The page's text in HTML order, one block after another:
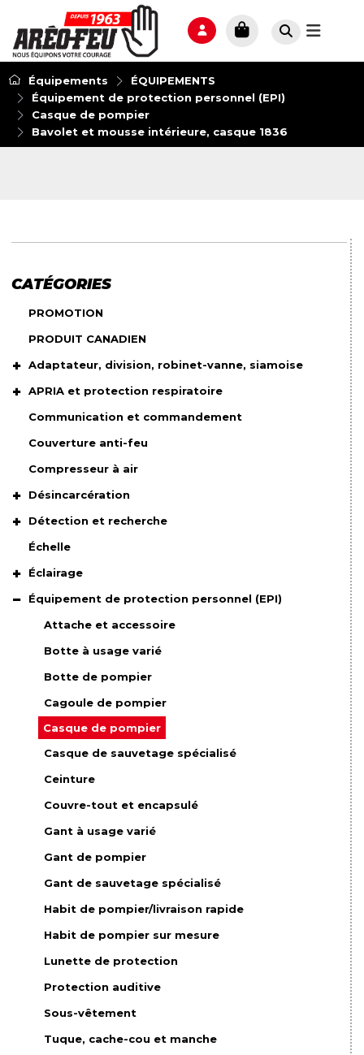
Équipements
ÉQUIPEMENTS
Équipement de protection personnel (EPI)
Casque de pompier
Bavolet et mousse intérieure, casque 1836
CATÉGORIES
PROMOTION
PRODUIT CANADIEN
Adaptateur, division, robinet-vanne, siamoise
APRIA et protection respiratoire
Communication et commandement
Couverture anti-feu
Compresseur à air
Désincarcération
Détection et recherche
Échelle
Éclairage
Équipement de protection personnel (EPI)
Attache et accessoire
Botte à usage varié
Botte de pompier
Cagoule de pompier
Casque de pompier
Casque de sauvetage spécialisé
Ceinture
Couvre-tout et encapsulé
Gant à usage varié
Gant de pompier
Gant de sauvetage spécialisé
Habit de pompier/livraison rapide
Habit de pompier sur mesure
Lunette de protection
Protection auditive
Sous-vêtement
Tuque, cache-cou et manche